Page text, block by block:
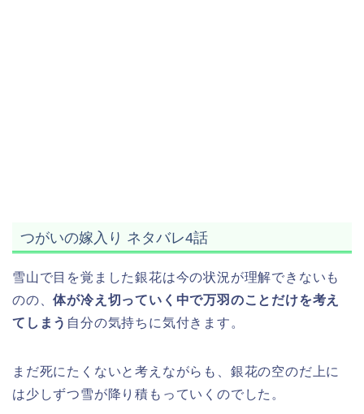
つがいの嫁入り ネタバレ4話
雪山で目を覚ました銀花は今の状況が理解できないも
のの、体が冷え切っていく中で万羽のことだけを考え
てしまう 自分の気持ちに気付きます。
まだ死にたくないと考えながらも、銀花の空のだ上に
は少しずつ雪が降り積もっていくのでした。